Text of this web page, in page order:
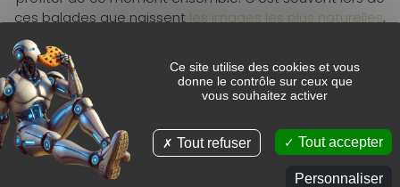
Ce site utilise des cookies et vous
donne le contrôle sur ceux que
vous souhaitez activer
Tout accepter
Tout refuser
Personnaliser
ces balades que naissent les images les plus naturelles,
celles où l’on retrouve vraiment la complicité des mariés.
Et si vous observez bien certaines images, vous
reconnaîtrez peut-être, en toile de fond, l’un des
monuments les plus emblématiques de France.
De joliesphotos de mariage à Versailles
remplies de tendresse, exactement comme on les aime.
Après m'avoir choisie commephotographe pour le
mariage civil à Versailles
, Audrey et Maxime m'ont